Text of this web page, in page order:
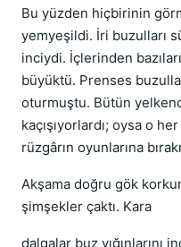
Bu yüzden hiçbirinin
yemyeşildi. İri buzulları
inciydi. İçlerinden
büyüktü. Prenses
oturmuştu. Bütün
kaçışıyorlardı; oysa o
rüzgârın oyunlarına
Akşama doğru gök
şimşekler çaktı. Kara
dalgalar buz yığınlarını